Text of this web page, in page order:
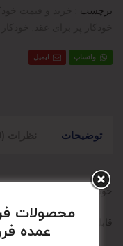
برچسب :
,
واتساپ ایمیل
توضیحات
خودکار بله برون
قابل استفاده برای
محصولات
عمده